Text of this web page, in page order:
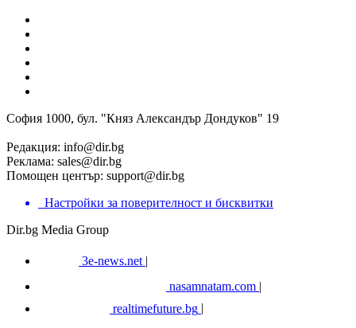
София 1000, бул. "Княз Александър Дондуков" 19
Редакция: info@dir.bg
Реклама: sales@dir.bg
Помощен център: support@dir.bg
Настройки за поверителност и бисквитки
Dir.bg Media Group
3e-news.net |
nasamnatam.com
realtimefuture.bg